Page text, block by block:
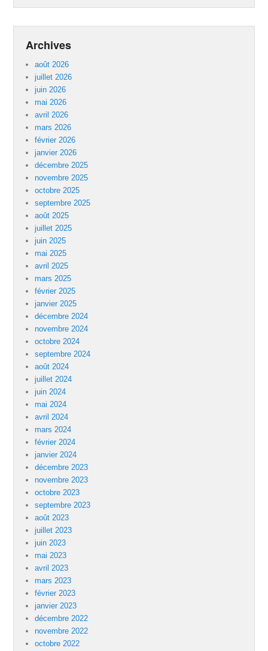
Archives
août 2026
juillet 2026
juin 2026
mai 2026
avril 2026
mars 2026
février 2026
janvier 2026
décembre 2025
novembre 2025
octobre 2025
septembre 2025
août 2025
juillet 2025
juin 2025
mai 2025
avril 2025
mars 2025
février 2025
janvier 2025
décembre 2024
novembre 2024
octobre 2024
septembre 2024
août 2024
juillet 2024
juin 2024
mai 2024
avril 2024
mars 2024
février 2024
janvier 2024
décembre 2023
novembre 2023
octobre 2023
septembre 2023
août 2023
juillet 2023
juin 2023
mai 2023
avril 2023
mars 2023
février 2023
janvier 2023
décembre 2022
novembre 2022
octobre 2022